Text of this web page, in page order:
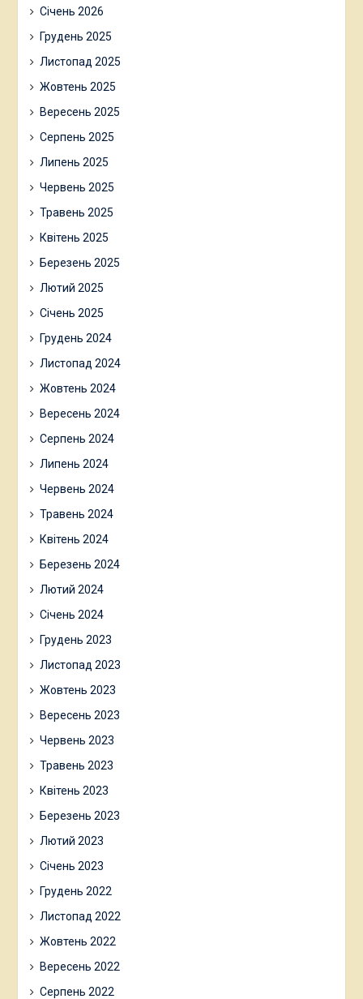
Січень 2026
Грудень 2025
Листопад 2025
Жовтень 2025
Вересень 2025
Серпень 2025
Липень 2025
Червень 2025
Травень 2025
Квітень 2025
Березень 2025
Лютий 2025
Січень 2025
Грудень 2024
Листопад 2024
Жовтень 2024
Вересень 2024
Серпень 2024
Липень 2024
Червень 2024
Травень 2024
Квітень 2024
Березень 2024
Лютий 2024
Січень 2024
Грудень 2023
Листопад 2023
Жовтень 2023
Вересень 2023
Червень 2023
Травень 2023
Квітень 2023
Березень 2023
Лютий 2023
Січень 2023
Грудень 2022
Листопад 2022
Жовтень 2022
Вересень 2022
Серпень 2022